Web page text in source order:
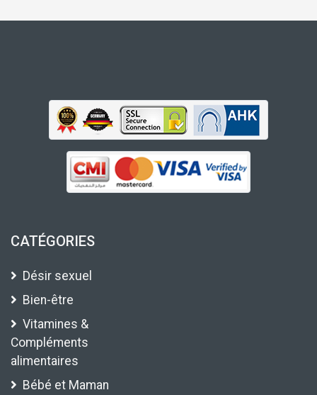
CATÉGORIES
Désir sexuel
Bien-être
Vitamines &
Compléments
alimentaires
Bébé et Maman